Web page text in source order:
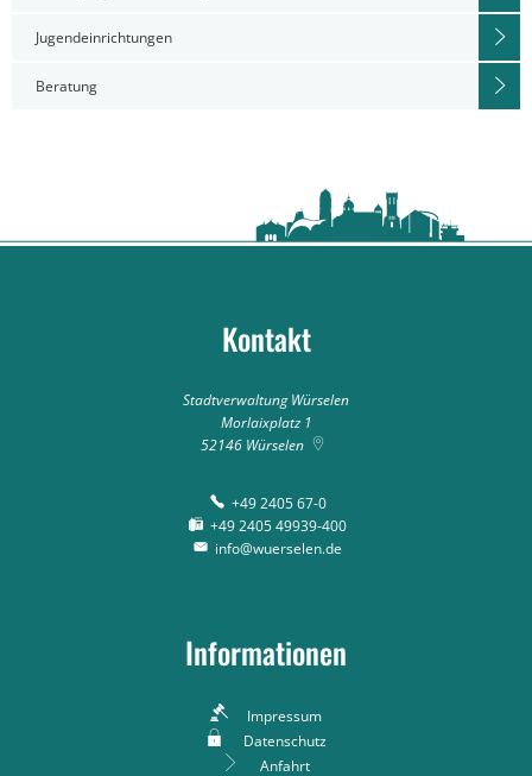
Jugendeinrichtungen
Beratung
Kontakt
Stadtverwaltung Würselen
Morlaixplatz 1
52146 Würselen
+49 2405 67-0
+49 2405 49939-400
info@wuerselen.de
Informationen
Impressum
Datenschutz
Anfahrt